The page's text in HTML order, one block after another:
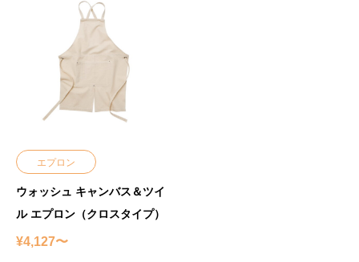
エプロン
ウォッシュ キャンバス＆ツイ
ル エプロン（クロスタイプ）
¥4,127〜